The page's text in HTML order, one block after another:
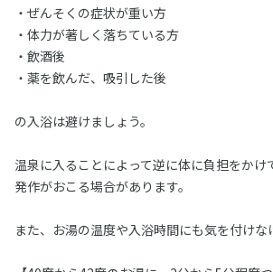
・ぜんそくの症状が重い方
・体力が著しく落ちている方
・飲酒後
・薬を飲んだ、吸引した後
の入浴は避けましょう。
温泉に入ることによって逆に体に負担をかけ
発作がおこる場合があります。
また、お湯の温度や入浴時間にも気を付けな